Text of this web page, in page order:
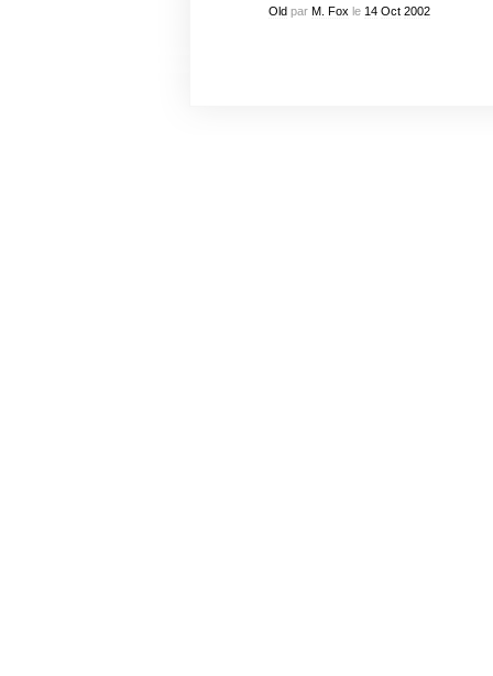
Oldpar M. Fox le 14 Oct 2002